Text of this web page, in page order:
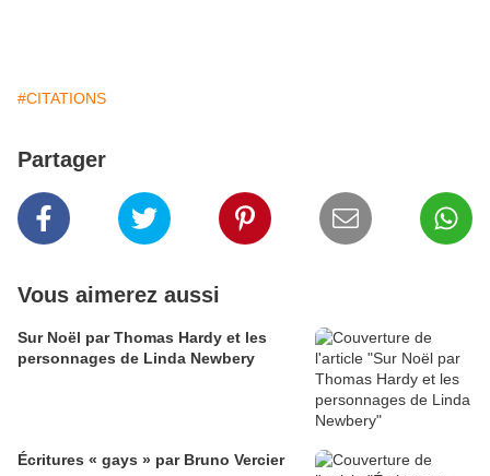
#CITATIONS
Partager
Vous aimerez aussi
Sur Noël par Thomas Hardy et les
personnages de Linda Newbery
Écritures « gays » par Bruno Vercier